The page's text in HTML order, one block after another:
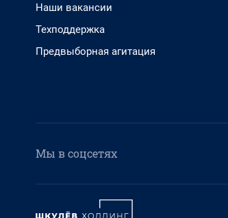
Наши вакансии
Техподдержка
Предвыборная агитация
Мы в соцсетях